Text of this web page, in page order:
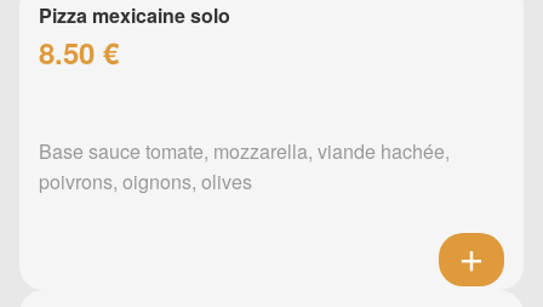
Pizza mexicaine solo
8.50 €
Base sauce tomate, mozzarella, viande hachée,
poivrons, oignons, olives